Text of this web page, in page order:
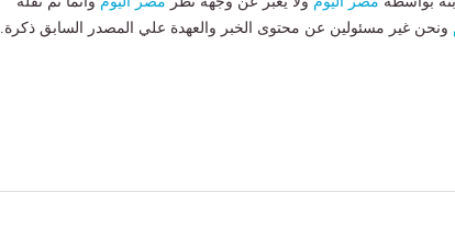
ونحن غير مسئولين عن محتوى الخبر والعهدة علي المصدر السابق ذكرة.